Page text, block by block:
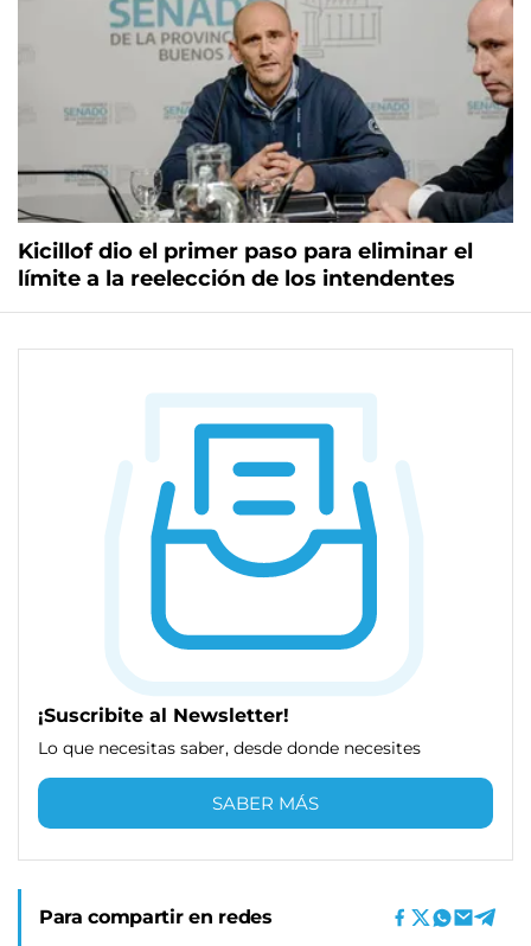
Kicillof dio el primer paso para eliminar el
límite a la reelección de los intendentes
¡Suscribite al Newsletter!
Lo que necesitas saber, desde donde necesites
SABER MÁS
Para compartir en redes